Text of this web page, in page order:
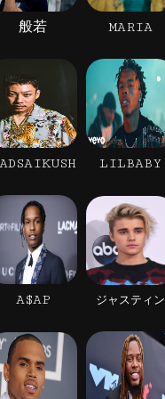
般若 MARIA
LILBABY
A$AP ジャスティン